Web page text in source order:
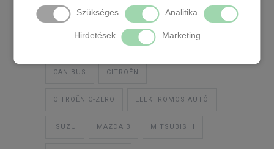
Szükséges Analitika
Hirdetések Marketing
CIMKÉK
CAN-BUS CITROËN
CITROËN C-ZERO ELEKTROMOS AUTÓ
ISUZU MAZDA 3 MITSUBISHI